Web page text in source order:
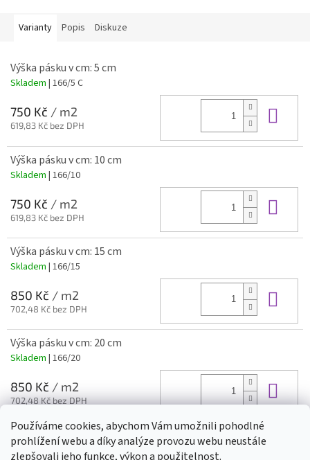
Používáme cookies, abychom Vám umožnili pohodlné
prohlížení webu a díky analýze provozu webu neustále
zlepšovali jeho funkce, výkon a použitelnost.
Varianty Popis Diskuze
Výška pásku v cm: 5 cm
Skladem | 166/5 C
750 Kč / m2
619,83 Kč bez DPH
Výška pásku v cm: 10 cm
Skladem | 166/10
750 Kč / m2
619,83 Kč bez DPH
Výška pásku v cm: 15 cm
Skladem | 166/15
850 Kč / m2
702,48 Kč bez DPH
Výška pásku v cm: 20 cm
Skladem | 166/20
850 Kč / m2
702,48 Kč bez DPH